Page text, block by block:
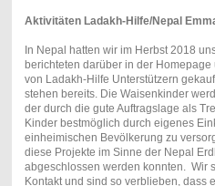
Aktivitäten Ladakh-Hilfe/Nepal
In Nepal hatten wir im Herbst 2018
berichteten darüber in der
von Ladakh-Hilfe Unterstützern
stehen bereits. Die Waisenkinder
der durch die gute Auftragslage als
Kinder bestmöglich durch eigenes
einheimischen Bevölkerung zu
diese Projekte im Sinne der Nepal
abgeschlossen werden konnten. Wir
Kontakt und sind so verblieben, dass